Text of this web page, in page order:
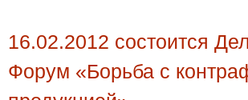
16.02.2012 состоится
Форум «Борьба с